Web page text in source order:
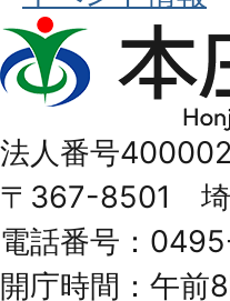
本
庄
Honjo
City
法人番号
〒367-8501 埼
電話番号：
開庁時間：午前